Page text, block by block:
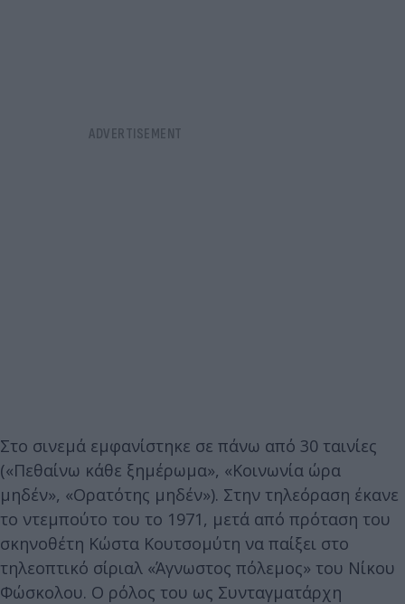
Στο σινεμά εμφανίστηκε σε πάνω από 30 ταινίες
(«Πεθαίνω κάθε ξημέρωμα», «Κοινωνία ώρα
μηδέν», «Ορατότης μηδέν»). Στην τηλεόραση έκανε
το ντεμπούτο του το 1971, μετά από πρόταση του
σκηνοθέτη Κώστα Κουτσομύτη να παίξει στο
τηλεοπτικό σίριαλ «Άγνωστος πόλεμος» του Νίκου
Φώσκολου. Ο ρόλος του ως Συνταγματάρχη